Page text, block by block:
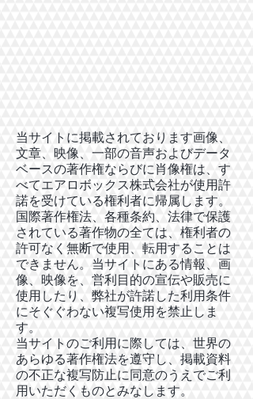
当サイトに掲載されております画像、
文章、映像、一部の音声およびデータ
ベースの著作権ならびに肖像権は、す
べてエアロボックス株式会社が使用許
諾を受けている権利者に帰属します。
国際著作権法、各種条約、法律で保護
されている著作物の全ては、権利者の
許可なく無断で使用、転用することは
できません。当サイトにある情報、画
像、映像を、営利目的の宣伝や販売に
使用したり、弊社が許諾した利用条件
にそぐぐわない複写使用を禁止しま
す。
当サイトのご利用に際しては、世界の
あらゆる著作権法を遵守し、掲載資料
の不正な複写防止に同意のうえでご利
用いただくものとみなします。